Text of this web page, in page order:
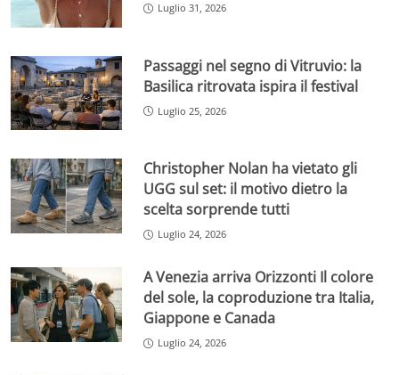
Luglio 31, 2026
Passaggi nel segno di Vitruvio: la
Basilica ritrovata ispira il festival
Luglio 25, 2026
Christopher Nolan ha vietato gli
UGG sul set: il motivo dietro la
scelta sorprende tutti
Luglio 24, 2026
A Venezia arriva Orizzonti Il colore
del sole, la coproduzione tra Italia,
Giappone e Canada
Luglio 24, 2026